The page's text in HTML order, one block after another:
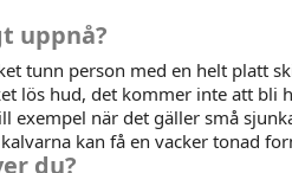
uppnå?
tunn person med en helt platt
lös hud, det kommer inte att bli
exempel när det gäller små
kan få en vacker tonad
du?